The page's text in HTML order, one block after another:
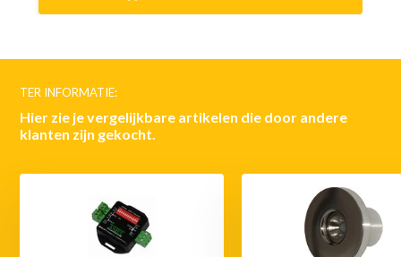
TER INFORMATIE:
Hier zie je vergelijkbare artikelen die door andere
klanten zijn gekocht.